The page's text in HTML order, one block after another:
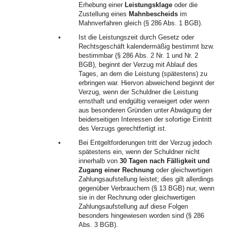
Erhebung einer Leistungsklage oder die
Zustellung eines Mahnbescheids im
Mahnverfahren gleich (§ 286 Abs. 1 BGB).
•
Ist die Leistungszeit durch Gesetz oder
Rechtsgeschäft kalendermäßig bestimmt bzw.
bestimmbar (§ 286 Abs. 2 Nr. 1 und Nr. 2
BGB), beginnt der Verzug mit Ablauf des
Tages, an dem die Leistung (spätestens) zu
erbringen war. Hiervon abweichend beginnt der
Verzug, wenn der Schuldner die Leistung
ernsthaft und endgültig verweigert oder wenn
aus besonderen Gründen unter Abwägung der
beiderseitigen Interessen der sofortige Eintritt
des Verzugs gerechtfertigt ist.
•
Bei Entgeltforderungen tritt der Verzug jedoch
spätestens ein, wenn der Schuldner nicht
innerhalb von 30 Tagen nach Fälligkeit und
Zugang einer Rechnung oder gleichwertigen
Zahlungsaufstellung leistet; dies gilt allerdings
gegenüber Verbrauchern (§ 13 BGB) nur, wenn
sie in der Rechnung oder gleichwertigen
Zahlungsaufstellung auf diese Folgen
besonders hingewiesen worden sind (§ 286
Abs. 3 BGB).